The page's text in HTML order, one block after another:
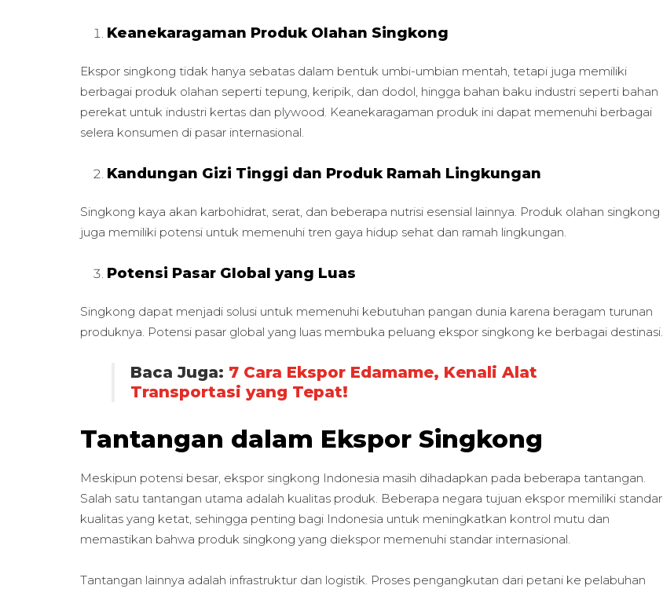
Keanekaragaman Produk Olahan Singkong
Ekspor singkong tidak hanya sebatas dalam bentuk umbi-umbian mentah, tetapi juga memiliki
berbagai produk olahan seperti tepung, keripik, dan dodol, hingga bahan baku industri seperti bahan
perekat untuk industri kertas dan plywood. Keanekaragaman produk ini dapat memenuhi berbagai
selera konsumen di pasar internasional.
Kandungan Gizi Tinggi dan Produk Ramah Lingkungan
Singkong kaya akan karbohidrat, serat, dan beberapa nutrisi esensial lainnya. Produk olahan singkong
juga memiliki potensi untuk memenuhi tren gaya hidup sehat dan ramah lingkungan.
Potensi Pasar Global yang Luas
Singkong dapat menjadi solusi untuk memenuhi kebutuhan pangan dunia karena beragam turunan
produknya. Potensi pasar global yang luas membuka peluang ekspor singkong ke berbagai destinasi.
Baca Juga: 7 Cara Ekspor Edamame, Kenali Alat
Transportasi yang Tepat!
Tantangan dalam Ekspor Singkong
Meskipun potensi besar, ekspor singkong Indonesia masih dihadapkan pada beberapa tantangan.
Salah satu tantangan utama adalah kualitas produk. Beberapa negara tujuan ekspor memiliki standar
kualitas yang ketat, sehingga penting bagi Indonesia untuk meningkatkan kontrol mutu dan
memastikan bahwa produk singkong yang diekspor memenuhi standar internasional.
Tantangan lainnya adalah infrastruktur dan logistik. Proses pengangkutan dari petani ke pelabuhan